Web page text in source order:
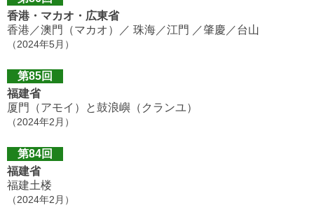
香港・マカオ・広東省
香港／澳門（マカオ）／ 珠海／江門 ／肇慶／台山
（2024年5月）
第85回
福建省
厦門（アモイ）と鼓浪嶼（クランユ）
（2024年2月）
第84回
福建省
福建土楼
（2024年2月）